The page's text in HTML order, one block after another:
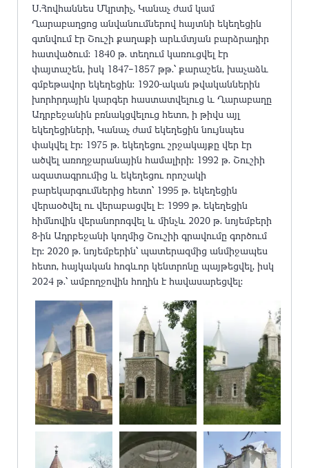
Ս.Հովհաննես Մկրտիչ, Կանաչ ժամ կամ
Ղարաբաղցոց անվանումներով հայտնի եկեղեցին
գտնվում էր Շուշի քաղաքի արևմտյան բարձրադիր
հատվածում: 1840 թ. տեղում կառուցվել էր
փայտաշեն, իսկ 1847–1857 թթ.՝ քարաշեն, խաչաձև
գմբեթավոր եկեղեցին: 1920-ական թվականներին
խորհրդային կարգեր հաստատվելուց և Ղարաբաղը
Ադրբեջանին բռնակցվելուց հետո, ի թիվս այլ
եկեղեցիների, Կանաչ ժամ եկեղեցին նույնպես
փակվել էր: 1975 թ. եկեղեցու շրջակայքը վեր էր
ածվել առողջարանային համալիրի: 1992 թ. Շուշիի
ազատագրումից և եկեղեցու որոշակի
բարեկարգումներից հետո՝ 1995 թ. եկեղեցին
վերաօծվել ու վերաբացվել է: 1999 թ. եկեղեցին
հիմնովին վերանորոգվել և մինչև 2020 թ. նոյեմբերի
8-ին Ադրբեջանի կողմից Շուշիի գրավումը գործում
էր: 2020 թ. նոյեմբերին՝ պատերազմից անմիջապես
հետո, հայկական հոգևոր կենտրոնը պայթեցվել, իսկ
2024 թ.՝ ամբողջովին հողին է հավասարեցվել: